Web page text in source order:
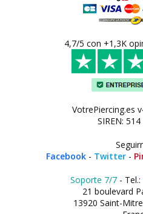
4,7/5 con +1,3K
VotrePiercing.es
SIREN:
Facebook - Twitter -
Soporte 7/7- Tel.:
21 boulevard
13920 Saint-